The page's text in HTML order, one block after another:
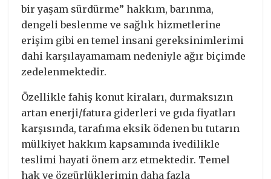
bir yaşam sürdürme” hakkım, barınma,
dengeli beslenme ve sağlık hizmetlerine
erişim gibi en temel insani gereksinimlerimi
dahi karşılayamamam nedeniyle ağır biçimde
zedelenmektedir.
Özellikle fahiş konut kiraları, durmaksızın
artan enerji/fatura giderleri ve gıda fiyatları
karşısında, tarafıma eksik ödenen bu tutarın
mülkiyet hakkım kapsamında ivedilikle
teslimi hayati önem arz etmektedir. Temel
hak ve özgürlüklerimin daha fazla